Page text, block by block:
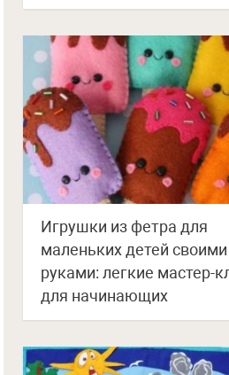
Игрушки из фетра для
маленьких детей своими
руками: легкие мастер-
для начинающих